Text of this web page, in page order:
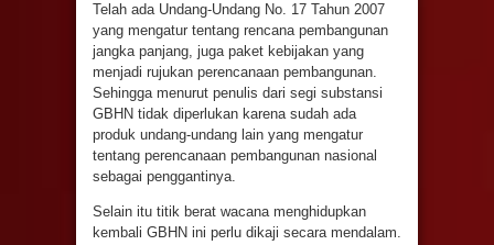
Telah ada Undang-Undang No. 17 Tahun 2007
yang mengatur tentang rencana pembangunan
jangka panjang, juga paket kebijakan yang
menjadi rujukan perencanaan pembangunan.
Sehingga menurut penulis dari segi substansi
GBHN tidak diperlukan karena sudah ada
produk undang-undang lain yang mengatur
tentang perencanaan pembangunan nasional
sebagai penggantinya.
Selain itu titik berat wacana menghidupkan
kembali GBHN ini perlu dikaji secara mendalam.